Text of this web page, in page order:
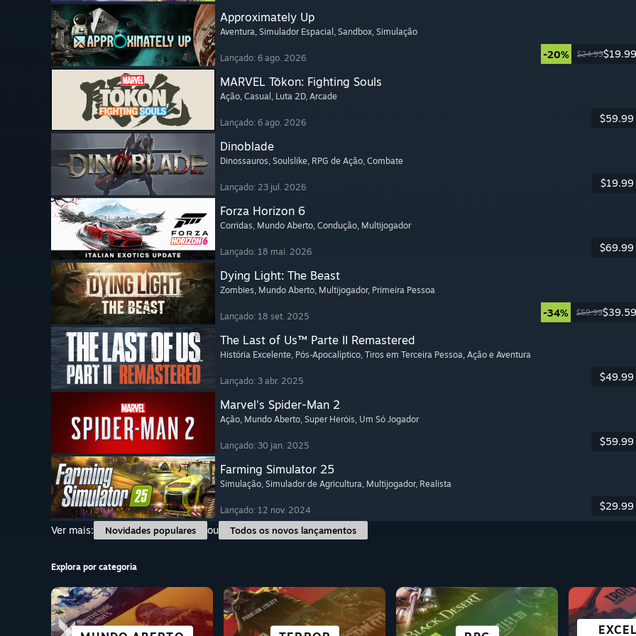
Approximately Up
Aventura, Simulador Espacial , Sandbox, Simulação
Lançado: 6 ago. 2026 -20% $24.99$19.99
MARVEL Tōkon: Fighting Souls
Ação, Casual , Luta 2D, Arcade
Lançado: 6 ago. 2026 $59.99
Dinoblade
Dinossauros, Soulslike, RPG de Ação, Combate
Lançado: 23 jul. 2026 $19.99
Forza Horizon 6
Corridas, Mundo Aberto, Condução, Multijogador
Lançado: 18 mai. 2026 $69.99
Dying Light: The Beast
Zombies, Mundo Aberto, Multijogador, Primeira Pessoa
Lançado: 18 set. 2025 -34% $59.99$39.59
The Last of Us™ Parte II Remastered
História Excelente, Pós-Apocalíptico, Tiros em Terceira Pessoa, Ação e Aventura
Lançado: 3 abr. 2025 $49.99
Marvel's Spider-Man 2
Ação, Mundo Aberto, Super Heróis, Um Só Jogador
Lançado: 30 jan. 2025 $59.99
Farming Simulator 25
Simulação, Simulador de Agricultura, Multijogador, Realista
Lançado: 12 nov. 2024
$29.99
Ver mais:
Novidades populares ou Todos os novos lançamentos
Explora por categoria
HISTÓRIA GRÁTIS PARA
CIDADES E
FICÇÃO CIENTÍFICA